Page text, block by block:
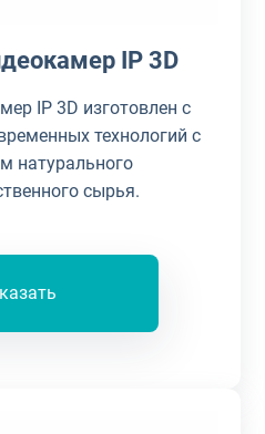
IP 3D
IP 3D изготовлен с
технологий с
натурального
сырья.